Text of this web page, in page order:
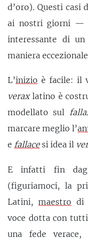
d’oro). Questi casi
ai nostri giorni —
interessante di
maniera
L’inizio è facile: il
veraxlatino è
modellato sul
marcare meglio l’
e fallacesi idea il
E infatti fin
(figuriamoci, la
Latini,maestro di
voce dotta con
una fede